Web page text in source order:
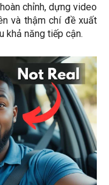
chỉnh, dựng video
và thậm chí đề xuất
khả năng tiếp cận.